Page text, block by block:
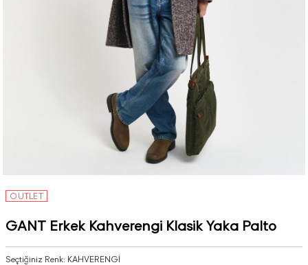
OUTLET
GANT Erkek Kahverengi Klasik Yaka Palto
Seçtiğiniz Renk: KAHVERENGİ